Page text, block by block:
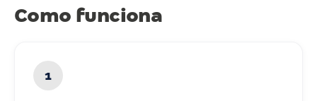
Como funciona
1